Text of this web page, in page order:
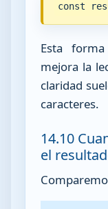
const
Esta
mejora la
claridad
caracteres.
14.10
el